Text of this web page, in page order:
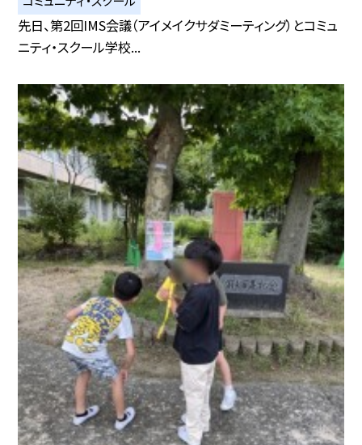
先日、第2回IMS会議（アイメイクサダミーティング）とコミュ
ニティ・スクール学校...